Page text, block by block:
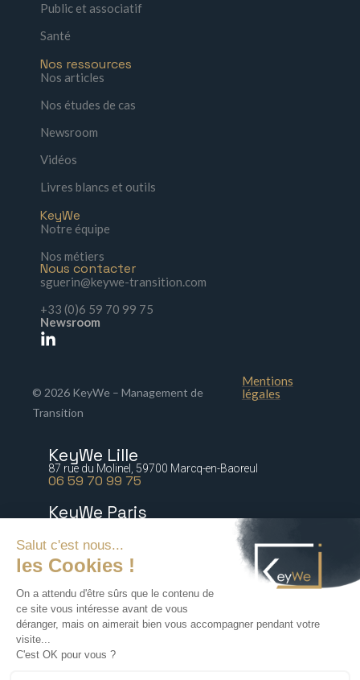
Public et associatif
Santé
Nos ressources
Nos articles
Nos études de cas
Newsroom
Vidéos
Livres blancs et outils
KeyWe
Notre équipe
Nos métiers
Nous contacter
sguerin@keywe-transition.com
+33 (0)6 59 70 99 75
Newsroom
© 2026 KeyWe – Management de
Transition
Mentions
légales
KeyWe Lille
87 rue du Molinel, 59700 Marcq-en-Baoreul
06 59 70 99 75
KeyWe Paris
5 bis rue Marguerite de Rochechouart 75009 Paris
06 77 64 21 54
KeyWe Nantes
06 16 47 67 88
KeyWe Lyon
72 rue Tronchet, 69006 Lyon
06 18 71 76 60